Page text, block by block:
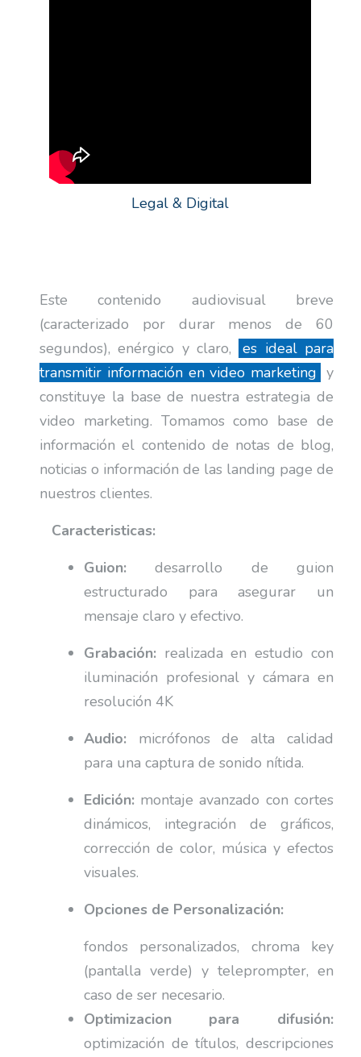
Legal & Digital
Este contenido audiovisual breve
(caracterizado por durar menos de 60
segundos), enérgico y claro,
es ideal para
transmitir información en video marketing y
constituye la base de nuestra estrategia de
video marketing. Tomamos como base de
información el contenido de notas de blog,
noticias o información de las landing page de
nuestros clientes.
Caracteristicas:
Guion:desarrollo de guion
estructurado para asegurar un
mensaje claro y efectivo.
Grabación:realizada en estudio con
iluminación profesional y cámara en
resolución 4K
Audio:micrófonos de alta calidad
para una captura de sonido nítida.
Edición:montaje avanzado con cortes
dinámicos, integración de gráficos,
corrección de color, música y efectos
visuales.
Opciones de Personalización:
fondos personalizados, chroma key
(pantalla verde) y teleprompter, en
caso de ser necesario.
Optimizacion para difusión:
optimización de títulos, descripciones